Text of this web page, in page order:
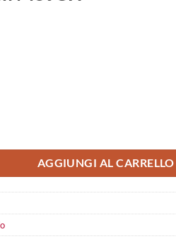
AGGIUNGI AL CARRELLO